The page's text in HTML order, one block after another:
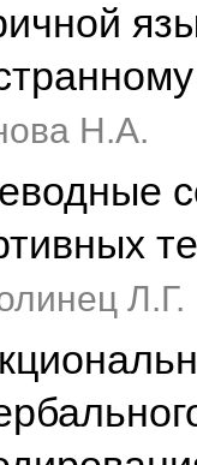
Н.А.
Л.Г.